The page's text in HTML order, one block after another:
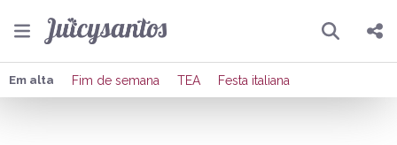
Pesquisar
Compartilhar
Em alta Fim de semana TEA Festa italiana